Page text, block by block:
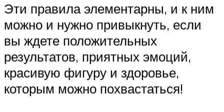
Эти правила элементарны, и к ним
можно и нужно привыкнуть, если
вы ждете положительных
результатов, приятных эмоций,
красивую фигуру и здоровье,
которым можно похвастаться!